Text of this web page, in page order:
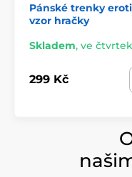
Pánské trenky
vzor hračky
Skladem, ve čtvrtek
299 Kč